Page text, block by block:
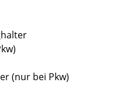
(nur bei Pkw)